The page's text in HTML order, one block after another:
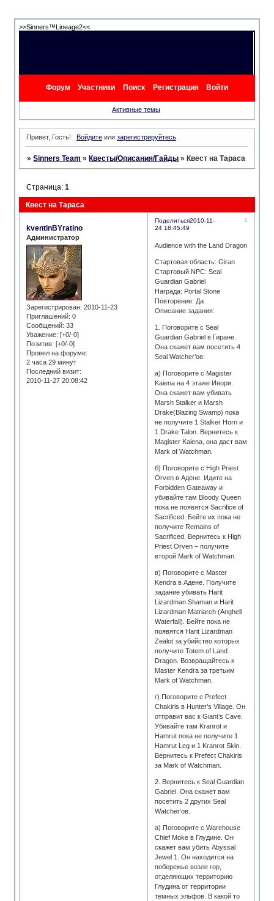
>>Sinners™Lineage2<<
Форум Участники Поиск Регистрация Войти
Активные темы
Привет, Гость! Войдитеили зарегистрируйтесь.
»Sinners Team »Квесты/Описания/Гайды »Квест на Тараса
Квест на Тараса
Страница:1
Поделиться 1
2010-11-
24 18:45:49
kventinBYratino
Администратор
Зарегистрирован: 2010-11-23
Приглашений: 0
Сообщений: 33
Уважение: [+0/-0]
Позитив: [+0/-0]
Провел на форуме:
2 часа 29 минут
Последний визит:
2010-11-27 20:08:42
Audience with the Land Dragon
Стартовая область: Giran
Стартовый NPC: Seal
Guardian Gabriel
Награда: Portal Stone
Повторение: Да
Описание задания:
1. Поговорите с Seal
Guardian Gabriel в Гиране.
Она скажет вам посетить 4
Seal Watcher’ов:
а) Поговорите с Magister
Kaiena на 4 этаже Ивори.
Она скажет вам убивать
Marsh Stalker и Marsh
Drake(Blazing Swamp) пока
не получите 1 Stalker Horn и
1 Drake Talon. Вернитесь к
Magister Kaiena, она даст вам
Mark of Watchman.
б) Поговорите с High Priest
Orven в Адене. Идите на
Forbidden Gateaway и
убивайте там Bloody Queen
пока не появятся Sacrifice of
Sacrificed. Бейте их пока не
получите Remains of
Sacrificed. Вернитесь к High
Priest Orven – получите
второй Mark of Watchman.
в) Поговорите с Master
Kendra в Адене. Получите
задание убивать Harit
Lizardman Shaman и Harit
Lizardman Matriarch (Anghell
Waterfall). Бейте пока не
появятся Harit Lizardman
Zealot за убийство которых
получите Totem of Land
Dragon. Возвращайтесь к
Master Kendra за третьим
Mark of Watchman.
г) Поговорите с Prefect
Chakiris в Hunter’s Village. Он
отправит вас к Giant’s Cave.
Убивайте там Kranrot и
Hamrut пока не получите 1
Hamrut Leg и 1 Kranrot Skin.
Вернитесь к Prefect Chakiris
за Mark of Watchman.
2. Вернитесь к Seal Guardian
Gabriel. Она скажет вам
посетить 2 других Seal
Watcher’ов.
а) Поговорите с Warehouse
Chief Moke в Глудине. Он
скажет вам убить Abyssal
Jewel 1. Он находится на
побережье возле гор,
отделяющих территорию
Глудина от территории
темных эльфов. В какой то